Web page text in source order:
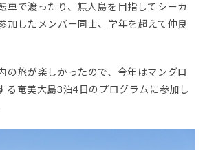
車で渡ったり、無人島を目指してシーカ
加したメンバー同士、学年を超えて仲良
の旅が楽しかったので、今年はマングロ
る奄美大島3泊4日のプログラムに参加し